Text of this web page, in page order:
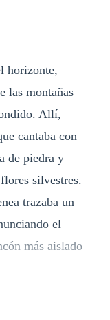
horizonte,
las montañas
Allí,
cantaba con
de piedra y
silvestres.
trazaba un
el
más aislado